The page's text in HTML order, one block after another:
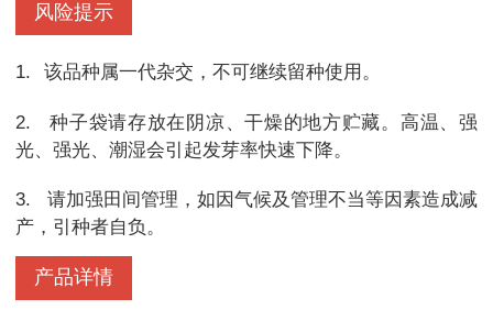
风险提示
1. 该品种属一代杂交，不可继续留种使用。
2.
种子袋请存放在阴凉、干燥的地方贮藏。高温、强
光、强光、潮湿会引起发芽率快速下降。
3.
请加强田间管理，如因气候及管理不当等因素造成减
产，引种者自负。
产品详情